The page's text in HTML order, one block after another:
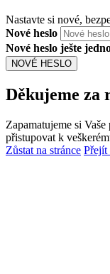
Nastavte si nové,
Nové heslo
Nové heslo ješte
NOVÉ HESLO
Děkujeme za
Zapamatujeme si
přistupovat k
Zůstat na stránce Přejít